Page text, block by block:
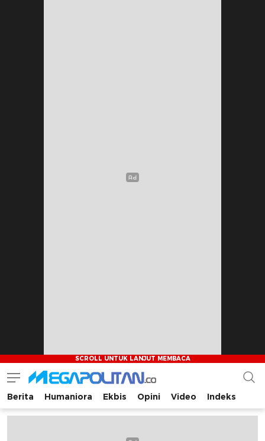
Megapolitan.co
Menyajikan berita-berita fakta bagi pembaca
Berita Humaniora Ekbis Opini Video Indeks